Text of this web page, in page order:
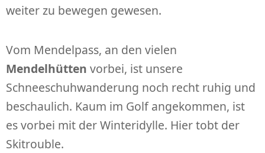
weiter zu bewegen gewesen.
Vom Mendelpass, an den vielen
Mendelhütten vorbei, ist unsere
Schneeschuhwanderung noch recht ruhig und
beschaulich. Kaum im Golf angekommen, ist
es vorbei mit der Winteridylle. Hier tobt der
Skitrouble.